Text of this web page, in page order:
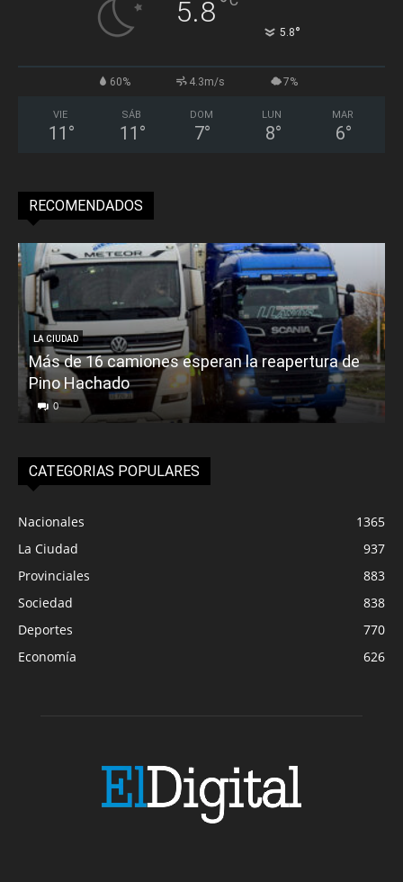
5.8
5.8°
60% 4.3m/s 7%
VIE
11 °
SÁB
11 °
DOM
7°
LUN
8°
MAR
6°
RECOMENDADOS
LA CIUDAD
Más de 16 camiones esperan la reapertura de
Pino Hachado
0
CATEGORIAS POPULARES
Nacionales
1365
La Ciudad
937
Provinciales
883
Sociedad
838
Deportes
770
Economía
626